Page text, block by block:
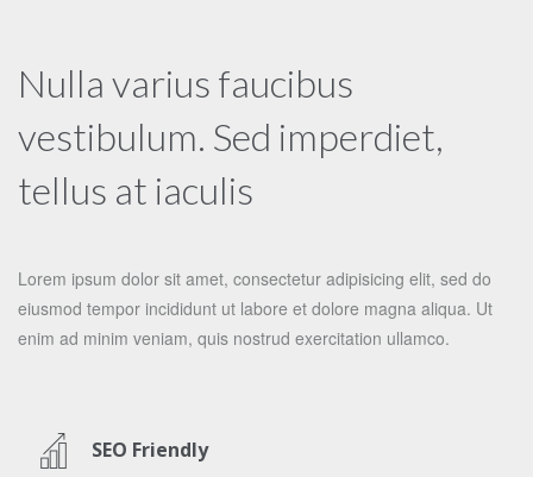
Nulla varius faucibus
vestibulum. Sed imperdiet,
tellus at iaculis
Lorem ipsum dolor sit amet, consectetur adipisicing elit, sed do
eiusmod tempor incididunt ut labore et dolore magna aliqua. Ut
enim ad minim veniam, quis nostrud exercitation ullamco.
SEO Friendly